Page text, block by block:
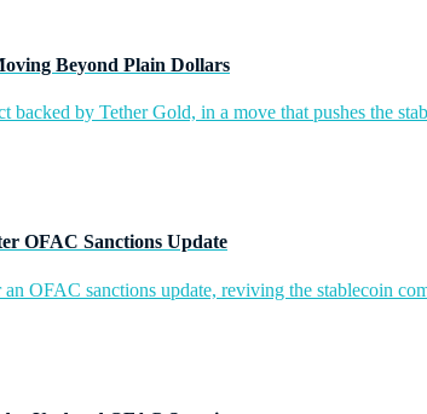
Beyond Plain Dollars
by Tether Gold, in a move that pushes the
OFAC Sanctions Update
OFAC sanctions update, reviving the stablecoin